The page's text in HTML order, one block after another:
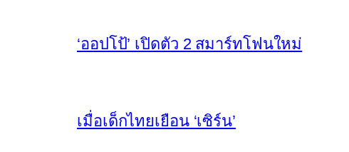
‘ออปโป้’ เปิดตัว 2 สมาร์ทโฟนใหม่
เมื่อเด็กไทยเยือน ‘เซิร์น’